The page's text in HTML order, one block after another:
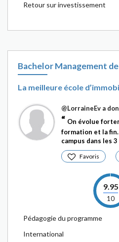
Retour sur investissement
Bachelor Management
La meilleure école
@LorraineEv a
On évolue
formation et la fin.
campus dans les
Favoris
9.95
10
Pédagogie du programme
International